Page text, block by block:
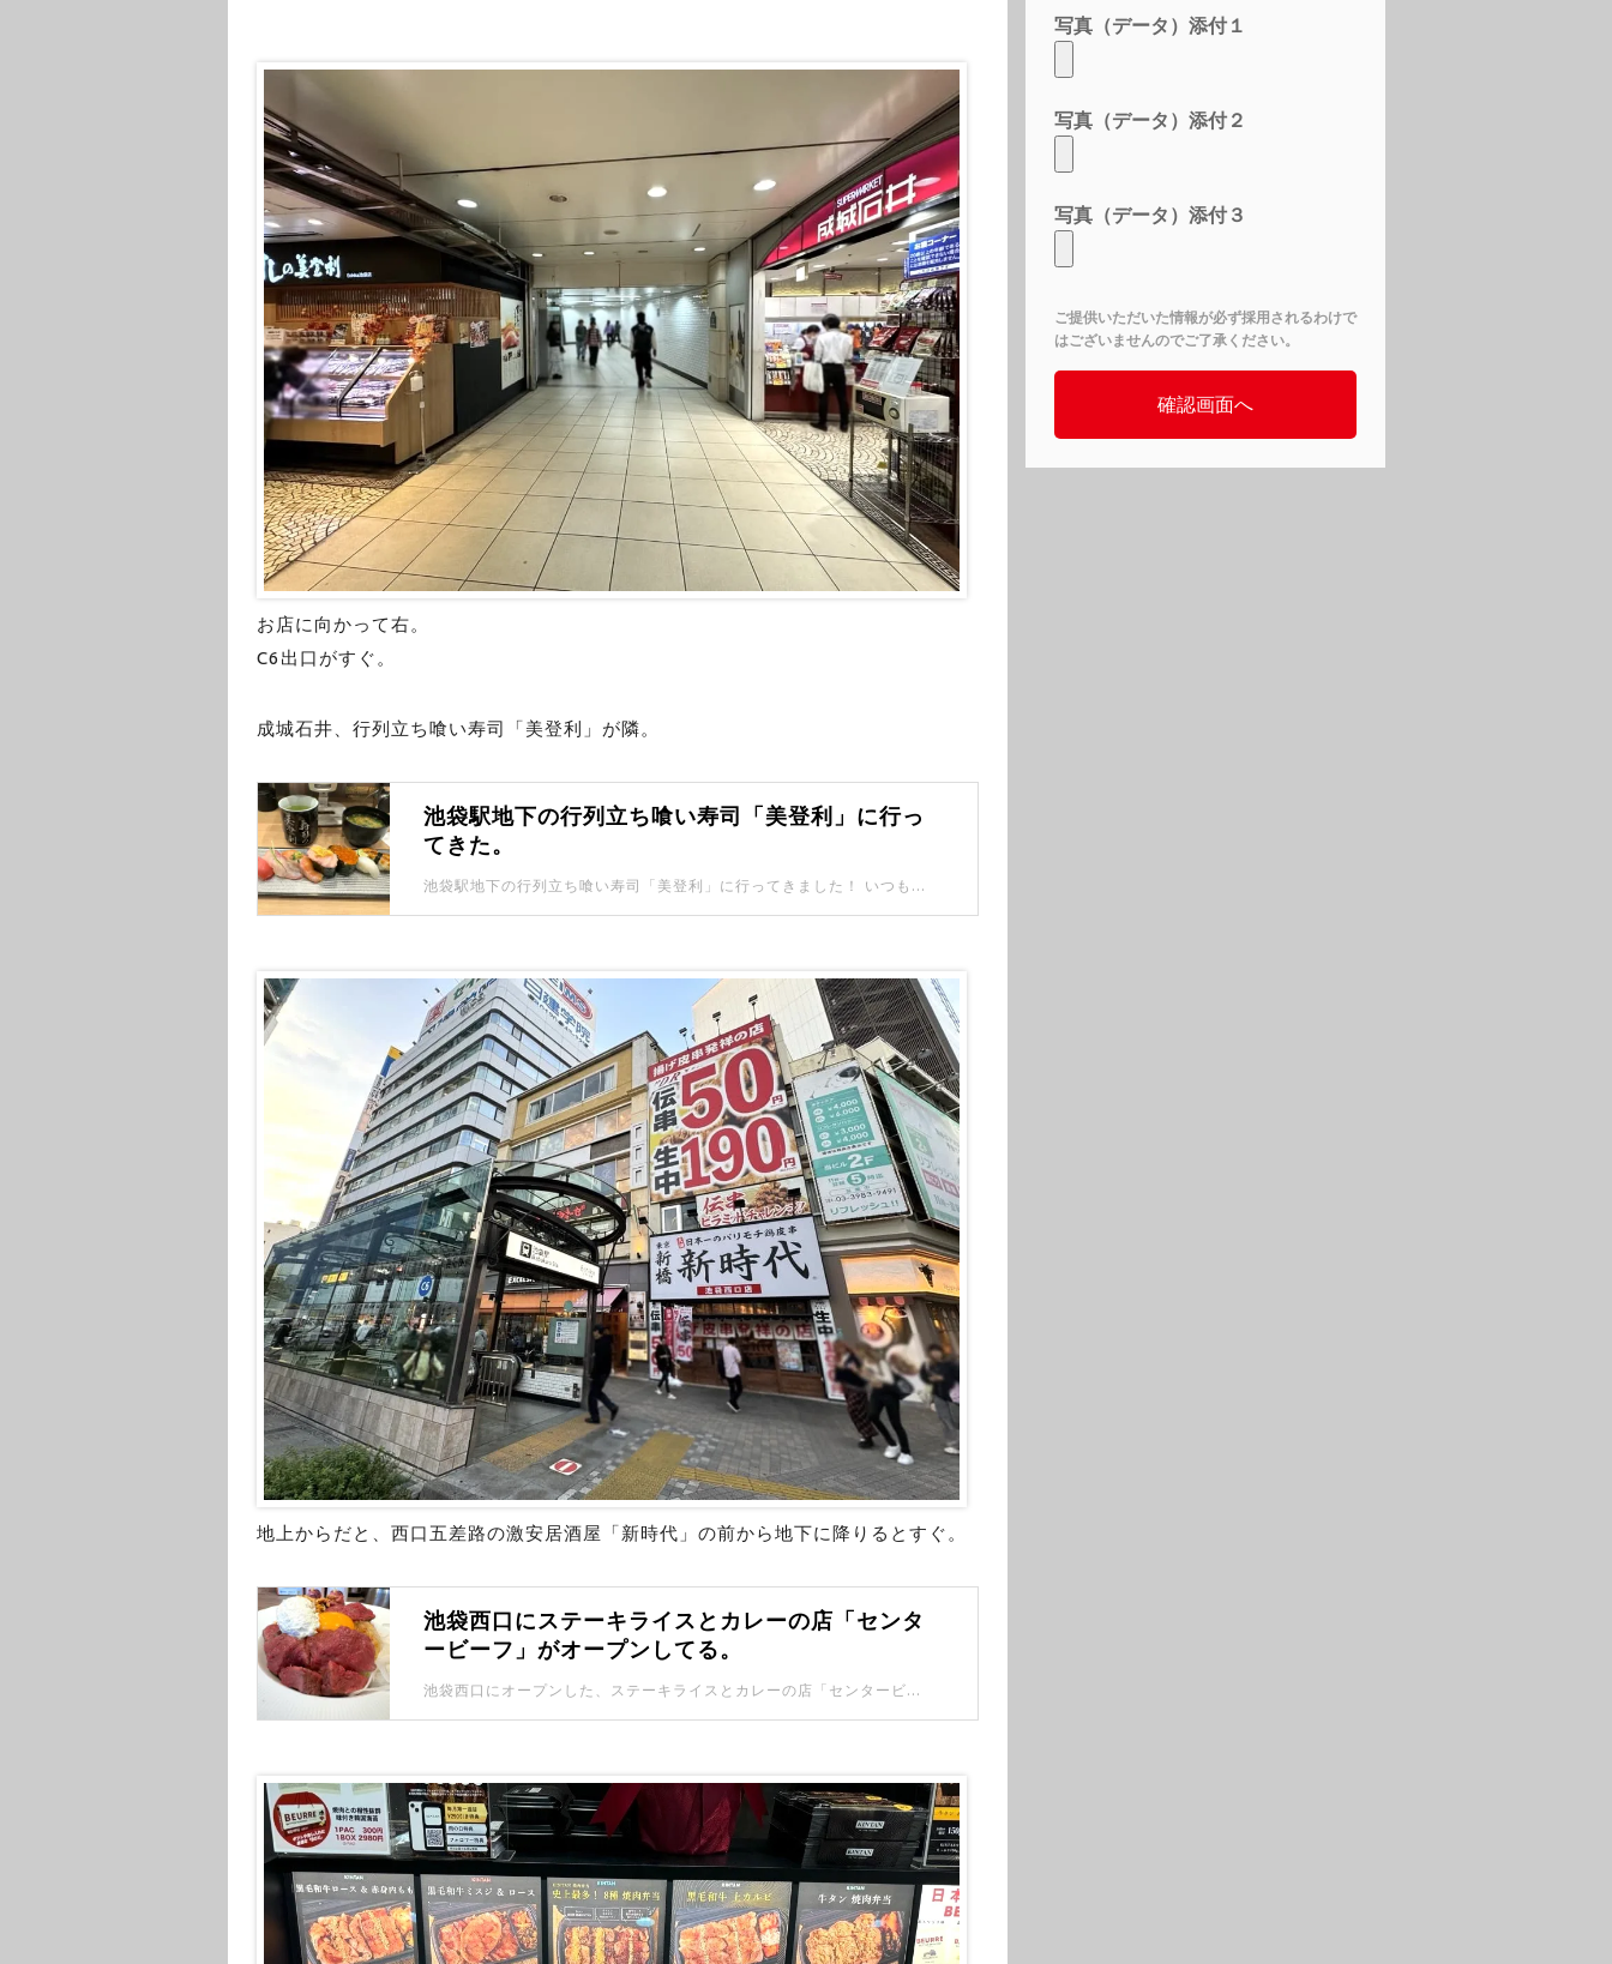
お店に向かって右。
C6出口がすぐ。
成城石井、行列立ち喰い寿司「美登利」が隣。
池袋駅地下の行列立ち喰い寿司「美登利」に行っ
てきた。
池袋駅地下の行列立ち喰い寿司「美登利」に行ってきました！ いつも満席の人気店。 コスパの高さは最強クラスです。
地上からだと、西口五差路の激安居酒屋「新時代」の前から地下に降りるとすぐ。
池袋西口にステーキライスとカレーの店「センタ
ービーフ」がオープンしてる。
池袋西口にオープンした、ステーキライスとカレーの店「センタービーフ」に行ってきました。 質の高いステーキを、まるでファーストフードのように手軽に楽しめるお店でした！
写真（データ）添付１
写真（データ）添付２
写真（データ）添付３
ご提供いただいた情報が必ず採用されるわけで
はございませんのでご了承ください。